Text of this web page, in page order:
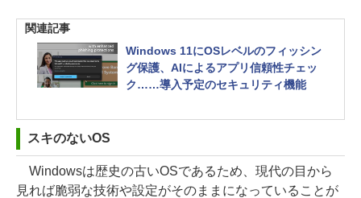
関連記事
Windows 11にOSレベルのフィッシン
グ保護、AIによるアプリ信頼性チェッ
ク……導入予定のセキュリティ機能
スキのないOS
Windowsは歴史の古いOSであるため、現代の目から
見れば脆弱な技術や設定がそのままになっていることが